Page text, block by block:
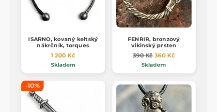
ISARNO, kovaný keltský
nákrčník, torques
1 200 Kč
Skladem
FENRIR, bronzový
vikinský prsten
390 Kč 360 Kč
Skladem
-10%